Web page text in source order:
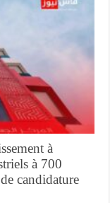
à
à 700
candidature